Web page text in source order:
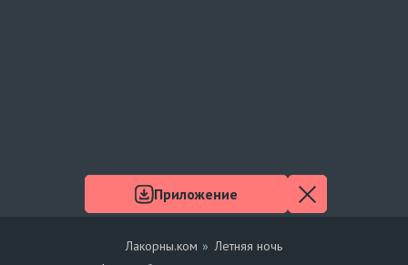
Лакорны.ком
Летняя ночь
Приложение